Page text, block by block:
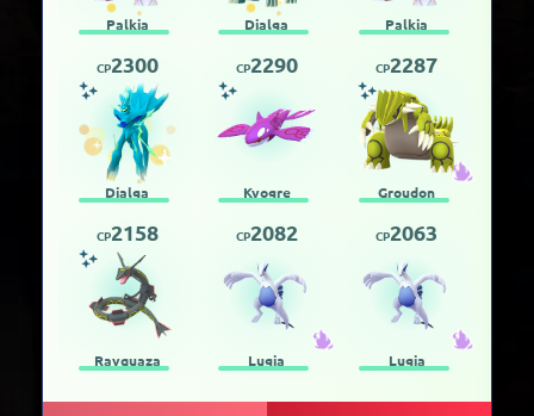
Palkia Dialga Palkia
CP2300
Dialga
CP2290
Kyogre
CP2287
Groudon
CP2158
Rayquaza
CP2082
Lugia
CP2063
Lugia